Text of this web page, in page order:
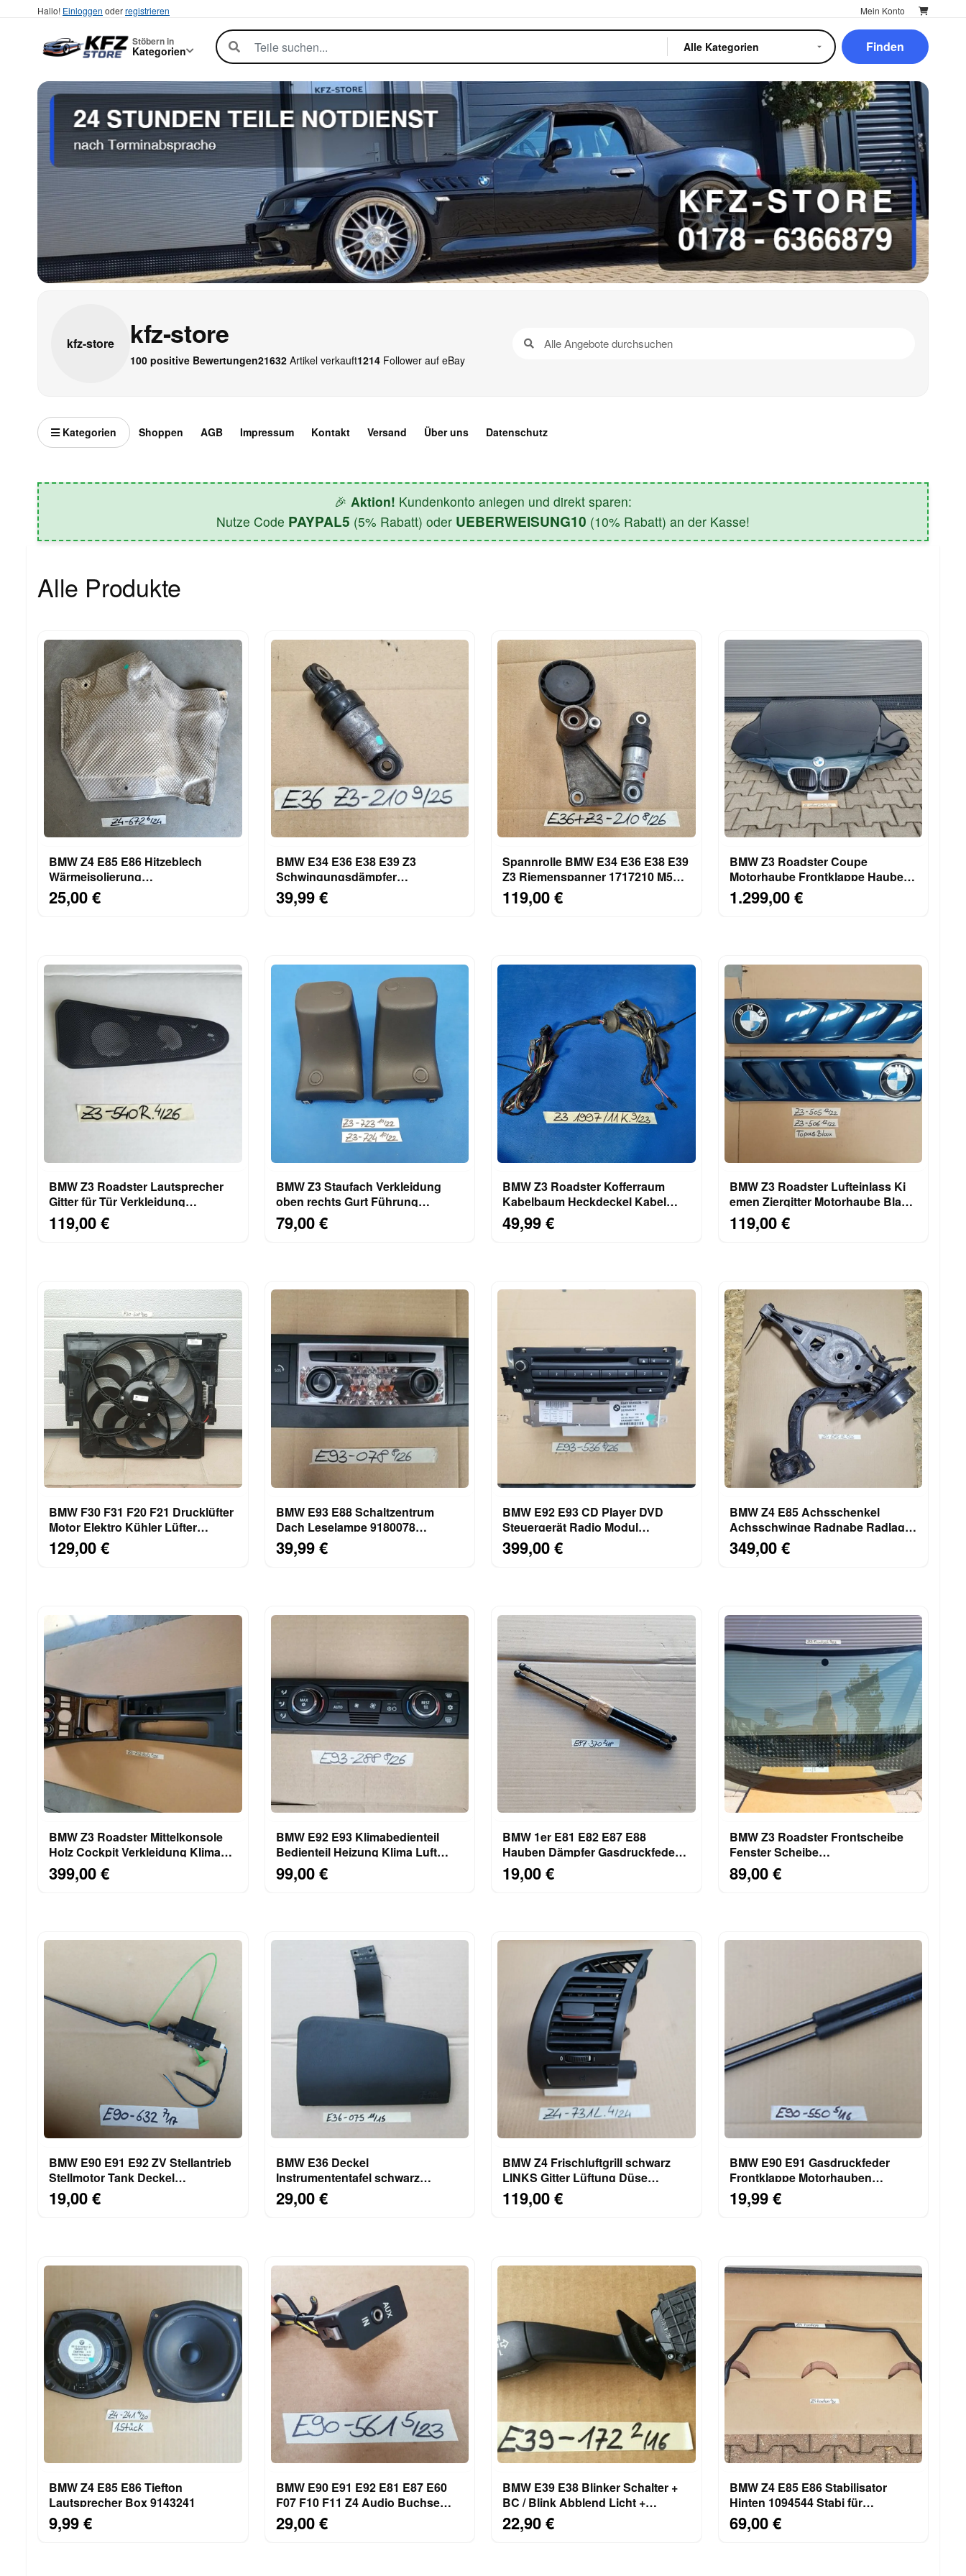
Hallo! Einloggen oderregistrieren Mein Konto
Stöbern in
Kategorien Finden
kfz-store kfz-store
100 positive Bewertungen21632 Artikel verkauft1214 Follower auf eBay
Kategorien Shoppen AGB Impressum Kontakt Versand Über uns Datenschutz
🎉 Aktion! Kundenkonto anlegen und direkt sparen:
Nutze Code PAYPAL5 (5% Rabatt) oder UEBERWEISUNG10 (10% Rabatt) an der Kasse!
Alle Produkte
BMW Z4 E85 E86 Hitzeblech
Wärmeisolierung
Wärmeschutzblech Stirnwand
7015672
25,00 €
BMW E34 E36 E38 E39 Z3
Schwingungsdämpfer
Riemenspanner 1717210 M50 M52
M43 S52
39,99 €
Spannrolle BMW E34 E36 E38 E39
Z3 Riemenspanner 1717210 M50
119,00 €
BMW Z3 Roadster Coupe
Motorhaube Frontklappe Haube
Oxford Grün ABHOLUNG!
1.299,00 €
BMW Z3 Roadster Lautsprecher
Gitter für Tür Verkleidung
RECHTS Beifahrer Seite
119,00 €
BMW Z3 Staufach Verkleidung
oben rechts Gurt Führung
Abdeckung Höcker 8407723
79,00 €
BMW Z3 Roadster Kofferraum
Kabelbaum Heckdeckel Kabel
Heckklappe 11 Kabel
49,99 €
BMW Z3 Roadster Lufteinlass Ki​
emen Ziergitter Motorhaube Blau
rechts links
119,00 €
BMW F30 F31 F20 F21 Drucklüfter
Motor Elektro Kühler Lüfter
7640508 Lüfterzarge
129,00 €
BMW E93 E88 Schaltzentrum
Dach Leselampe 9180078
Innenleuchte SOS Airbag Off
39,99 €
BMW E92 E93 CD Player DVD
Steuergerät Radio Modul
Navigation 9185536 UK Version
399,00 €
BMW Z4 E85 Achsschenkel
Achsschwinge Radnabe Radlager
HINTEN LINKS
349,00 €
BMW Z3 Roadster Mittelkonsole
Holz Cockpit Verkleidung Klima
Blende 8397702
399,00 €
BMW E92 E93 Klimabedienteil
Bedienteil Heizung Klima Luft
Klimaautomatik 9182288
99,00 €
BMW 1er E81 E82 E87 E88
Hauben Dämpfer Gasdruckfeder
Motorhaube 7118370
19,00 €
BMW Z3 Roadster Frontscheibe
Fenster Scheibe
Windschutzscheibe ABHOLUNG
89,00 €
BMW E90 E91 E92 ZV Stellantrieb
Stellmotor Tank Deckel
Einfüllklappe 6987632
19,00 €
BMW E36 Deckel
Instrumententafel schwarz
8157531 Beifahrer Airbag Klappe
8119075
29,00 €
BMW Z4 Frischluftgrill schwarz
LINKS Gitter Lüftung Düse
7025631 Getränkehalter
119,00 €
BMW E90 E91 Gasdruckfeder
Frontklappe Motorhauben
Dämpfer Rechts + Links 7060550
19,99 €
BMW Z4 E85 E86 Tiefton
Lautsprecher Box 9143241
9,99 €
BMW E90 E91 E92 E81 E87 E60
F07 F10 F11 Z4 Audio Buchse
AUX IN Schalter 6930561
29,00 €
BMW E39 E38 Blinker Schalter +
BC / Blink Abblend Licht +
Fernlicht 8352172
22,90 €
BMW Z4 E85 E86 Stabilisator
Hinten 1094544 Stabi für
Hinterachse
69,00 €